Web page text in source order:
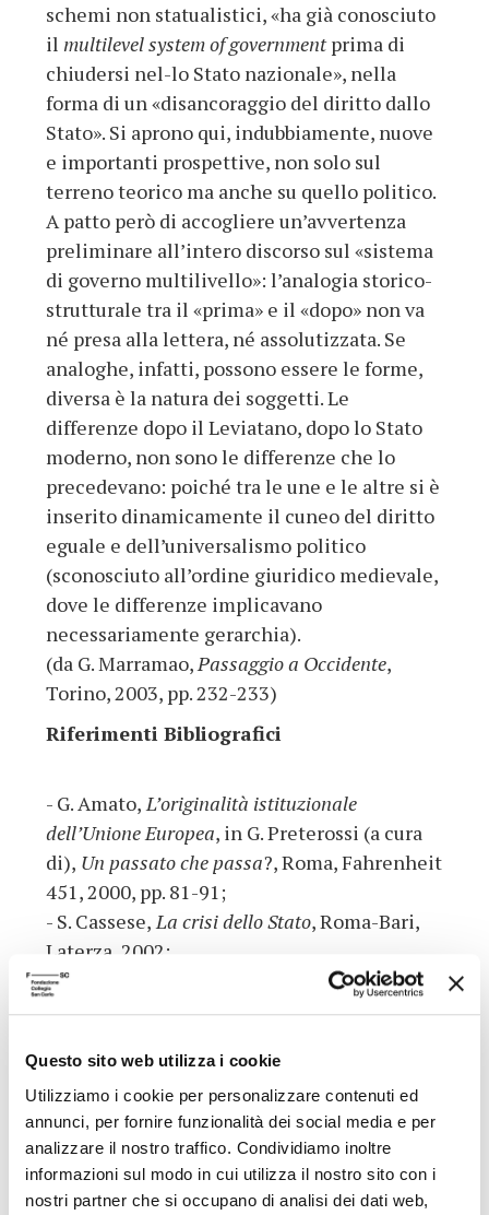
Questo sito web utilizza i cookie
Utilizziamo i cookie per personalizzare contenuti ed
annunci, per fornire funzionalità dei social media e per
analizzare il nostro traffico. Condividiamo inoltre
informazioni sul modo in cui utilizza il nostro sito con i
nostri partner che si occupano di analisi dei dati web,
schemi non statualistici, «ha già conosciuto
il multilevel system of governmentprima di
chiudersi nel-lo Stato nazionale», nella
forma di un «disancoraggio del diritto dallo
Stato». Si aprono qui, indubbiamente, nuove
e importanti prospettive, non solo sul
terreno teorico ma anche su quello politico.
A patto però di accogliere un’avvertenza
preliminare all’intero discorso sul «sistema
di governo multilivello»: l’analogia storico-
strutturale tra il «prima» e il «dopo» non va
né presa alla lettera, né assolutizzata. Se
analoghe, infatti, possono essere le forme,
diversa è la natura dei soggetti. Le
differenze dopo il Leviatano, dopo lo Stato
moderno, non sono le differenze che lo
precedevano: poiché tra le une e le altre si è
inserito dinamicamente il cuneo del diritto
eguale e dell’universalismo politico
(sconosciuto all’ordine giuridico medievale,
dove le differenze implicavano
necessariamente gerarchia).
(da G. Marramao,Passaggio a Occidente,
Torino, 2003, pp. 232-233)
Riferimenti Bibliografici
- G. Amato,L’originalità istituzionale
dell’Unione Europea, in G. Preterossi (a cura
di), Un passato che passa?, Roma, Fahrenheit
451, 2000, pp. 81-91;
- S. Cassese,La crisi dello Stato, Roma-Bari,
Laterza, 2002;
- J. Habermas,
La costellazione postnazionale
Milano, Feltrinelli, 1999;*
europeo, Bologna, Mulino, 2002.*
(*) I titoli contrassegnati con l'asterisco sono disponibili, o in
corso di acquisizione, per la consultazione e il prestito presso
la Biblioteca della Fondazione Collegio San Carlo (lun.-ven. 9-